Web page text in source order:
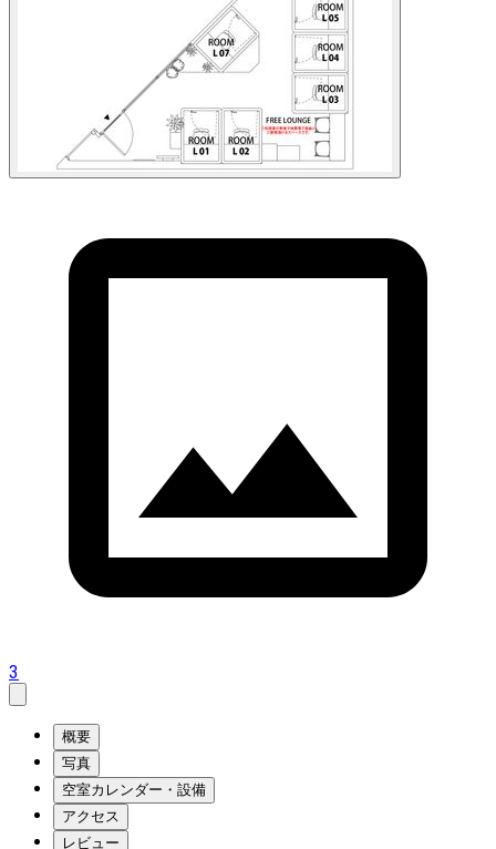
3
概要
写真
空室カレンダー・設備
アクセス
レビュー